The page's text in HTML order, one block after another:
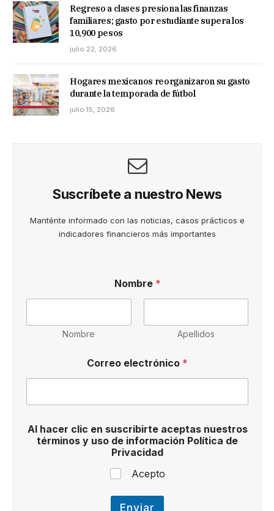
Regreso a clases presiona las finanzas
familiares; gasto por estudiante supera los
10,900 pesos
julio 22, 2026
Hogares mexicanos reorganizaron su gasto
durante la temporada de fútbol
julio 15, 2026
Suscríbete a nuestro News
Manténte informado con las noticias, casos prácticos e
indicadores financieros más importantes
Nombre *
Nombre Apellidos
l
e
ó
n
i
c
o
l
e
Correo electrónico *
Al hacer clic en suscribirte aceptas nuestros
términos y uso de información Política de
Privacidad
Acepto
Enviar